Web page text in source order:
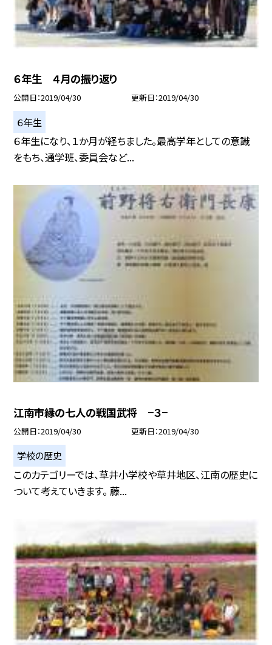
６年生 ４月の振り返り
公開日 2019/04/30 更新日 2019/04/30
６年生
６年生になり、１か月が経ちました。最高学年としての意識
をもち、通学班、委員会など...
江南市縁の七人の戦国武将 −３−
公開日 2019/04/30 更新日 2019/04/30
学校の歴史
このカテゴリーでは、草井小学校や草井地区、江南の歴史に
ついて考えていきます。 藤...